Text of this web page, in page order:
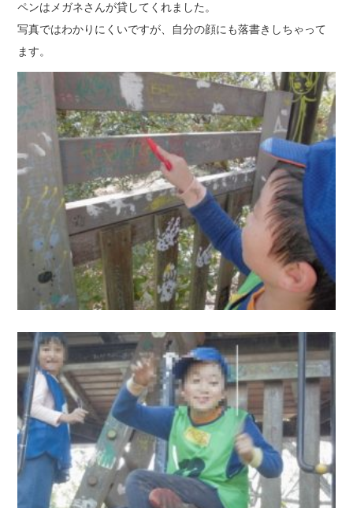
ペンはメガネさんが貸してくれました。
写真ではわかりにくいですが、自分の顔にも落書きしちゃって
ます。